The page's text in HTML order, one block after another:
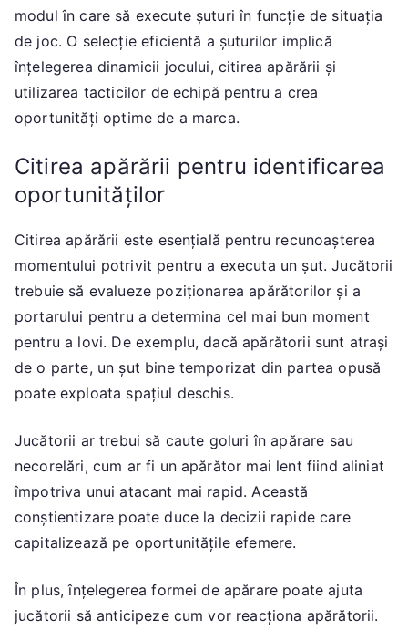
modul în care să execute șuturi în funcție de situația
de joc. O selecție eficientă a șuturilor implică
înțelegerea dinamicii jocului, citirea apărării și
utilizarea tacticilor de echipă pentru a crea
oportunități optime de a marca.
Citirea apărării pentru identificarea
oportunităților
Citirea apărării este esențială pentru recunoașterea
momentului potrivit pentru a executa un șut. Jucătorii
trebuie să evalueze poziționarea apărătorilor și a
portarului pentru a determina cel mai bun moment
pentru a lovi. De exemplu, dacă apărătorii sunt atrași
de o parte, un șut bine temporizat din partea opusă
poate exploata spațiul deschis.
Jucătorii ar trebui să caute goluri în apărare sau
necorelări, cum ar fi un apărător mai lent fiind aliniat
împotriva unui atacant mai rapid. Această
conștientizare poate duce la decizii rapide care
capitalizează pe oportunitățile efemere.
În plus, înțelegerea formei de apărare poate ajuta
jucătorii să anticipeze cum vor reacționa apărătorii.